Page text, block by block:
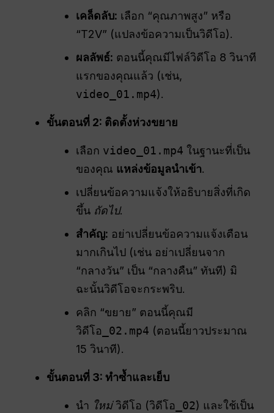
เคล็ดลับ: เลือก “คุณภาพสูง” หรือ
“T2V” (แปลงข้อความเป็นวิดีโอ).
ผลลัพธ์: ตอนนี้คุณมีไฟล์วิดีโอ 8 วินาที
แรกของคุณแล้ว (เช่น,
video_01.mp4).
ขั้นตอนที่ 2: ติดตั้งห่วงขยาย
เลือก video_01.mp4 ในฐานะที่เป็น
ของคุณ แหล่งข้อมูลนำเข้า.
เปลี่ยนข้อความแจ้งให้อธิบายสิ่งที่เกิด
ขึ้น ถัดไป.
สำคัญ: อย่าเปลี่ยนข้อความแจ้งเตือน
มากเกินไป (เช่น อย่าเปลี่ยนจาก
“กลางวัน” เป็น “กลางคืน” ทันที) มิ
ฉะนั้นวิดีโอจะกระพริบ.
คลิก “ขยาย” ตอนนี้คุณมี
วิดีโอ_02.mp4 (ตอนนี้ยาวประมาณ
15 วินาที).
ขั้นตอนที่ 3: ทำซ้ำและเย็บ
นำ ใหม่วิดีโอ (วิดีโอ_02) และใช้เป็น